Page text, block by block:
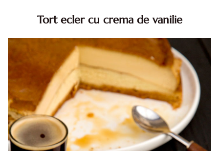
Tort ecler cu crema de vanilie
Reteta tort ecler. Tort ecler cu crema vanilie. Reteta
Karpatka